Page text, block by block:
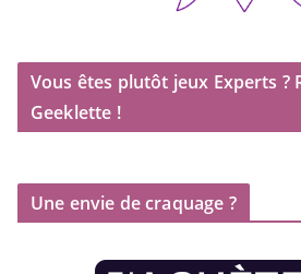
Vous êtes plutôt jeux Experts ?
Geeklette !
Une envie de craquage ?